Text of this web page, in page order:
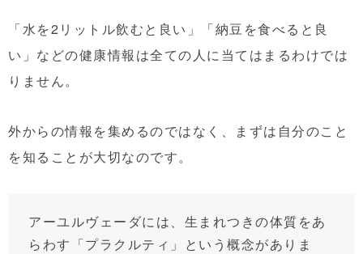
「水を2リットル飲むと良い」「納豆を食べると良
い」などの健康情報は全ての人に当てはまるわけでは
りません。
外からの情報を集めるのではなく、まずは自分のこと
を知ることが大切なのです。
アーユルヴェーダには、生まれつきの体質をあ
らわす「プラクルティ」という概念がありま